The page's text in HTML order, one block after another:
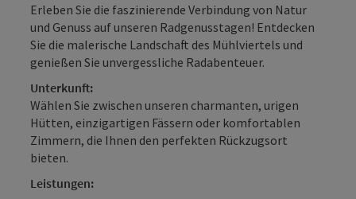
Erleben Sie die faszinierende Verbindung von Natur
und Genuss auf unseren Radgenusstagen! Entdecken
Sie die malerische Landschaft des Mühlviertels und
genießen Sie unvergessliche Radabenteuer.
Unterkunft:
Wählen Sie zwischen unseren charmanten, urigen
Hütten, einzigartigen Fässern oder komfortablen
Zimmern, die Ihnen den perfekten Rückzugsort
bieten.
Leistungen: